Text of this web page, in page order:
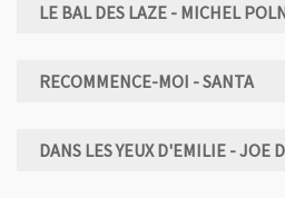
LE BAL DES LAZE - MICHEL
RECOMMENCE-MOI - SANTA
DANS LES YEUX D'EMILIE - JOE